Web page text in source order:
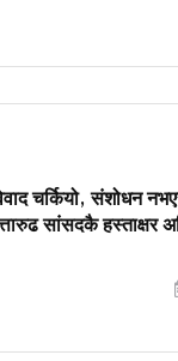
चर्कियो, संशोधन
सांसदकै हस्ताक्षर